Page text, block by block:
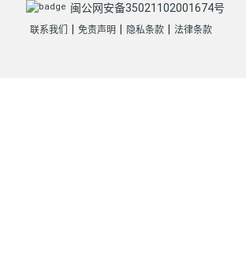
闽公网安备35021102001674号
联系我们 免责声明 隐私条款 法律条款